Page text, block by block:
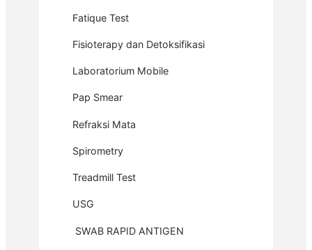
Fatique Test
Fisioterapy dan Detoksifikasi
Laboratorium Mobile
Pap Smear
Refraksi Mata
Spirometry
Treadmill Test
USG
SWAB RAPID ANTIGEN